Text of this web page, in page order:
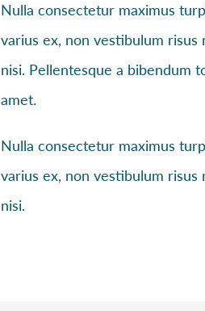
Nulla consectetur maximus
varius ex, non vestibulum
nisi. Pellentesque a bibendum
amet.
Nulla consectetur maximus
varius ex, non vestibulum
nisi.